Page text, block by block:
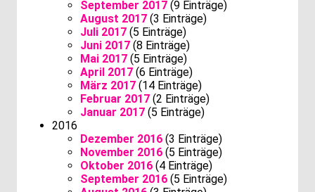
September 2017 (9 Einträge)
August 2017 (3 Einträge)
Juli 2017 (5 Einträge)
Juni 2017 (8 Einträge)
Mai 2017 (5 Einträge)
April 2017 (6 Einträge)
März 2017 (14 Einträge)
Februar 2017 (2 Einträge)
Januar 2017 (5 Einträge)
2016
Dezember 2016 (3 Einträge)
November 2016 (5 Einträge)
Oktober 2016 (4 Einträge)
September 2016 (5 Einträge)